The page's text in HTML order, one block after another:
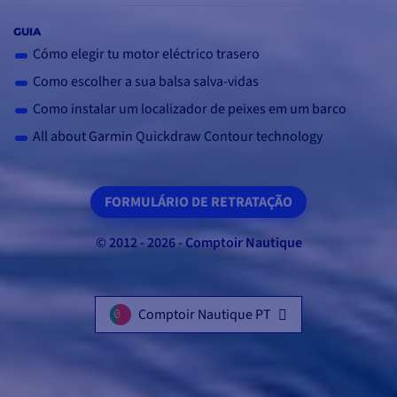
GUIA
Cómo elegir tu motor eléctrico trasero
Como escolher a sua balsa salva-vidas
Como instalar um localizador de peixes em um barco
All about Garmin Quickdraw Contour technology
FORMULÁRIO DE RETRATAÇÃO
© 2012 - 2026 - Comptoir Nautique
Comptoir Nautique PT